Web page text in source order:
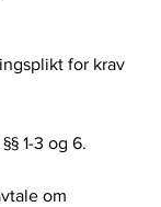
for krav
1-3 og 6.
om